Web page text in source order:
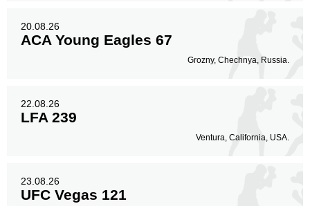
20.08.26
ACA Young Eagles 67
Grozny, Chechnya, Russia.
22.08.26
LFA 239
Ventura, California, USA.
23.08.26
UFC Vegas 121